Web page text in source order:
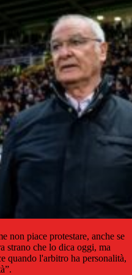
non piace protestare, anche se
strano che lo dica oggi, ma
quando l'arbitro ha personalità,